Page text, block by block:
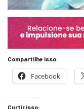
Compartilhe isso:
Facebook
Curtir isso: